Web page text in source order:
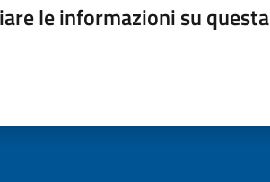
le informazioni su questa